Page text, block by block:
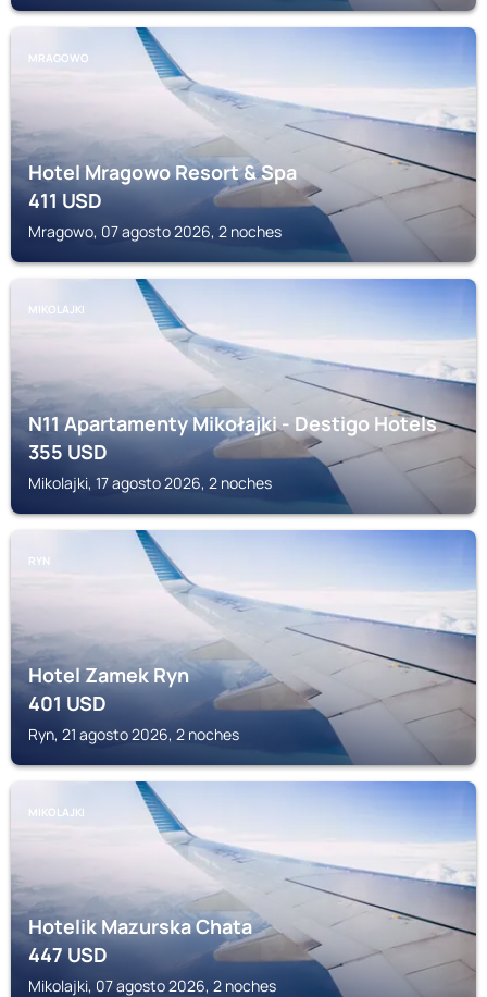
MRAGOWO
Hotel Mragowo Resort & Spa
411USD
Mragowo, 07 agosto 2026, 2 noches
MIKOLAJKI
N11 Apartamenty Mikołajki - Destigo Hotels
355USD
Mikolajki, 17 agosto 2026, 2 noches
RYN
Hotel Zamek Ryn
401USD
Ryn, 21 agosto 2026, 2 noches
MIKOLAJKI
Hotelik Mazurska Chata
447USD
Mikolajki, 07 agosto 2026, 2 noches